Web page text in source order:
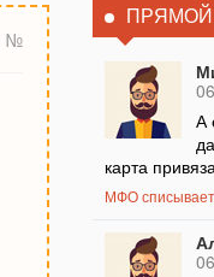
№
А
карта
МФО списывает